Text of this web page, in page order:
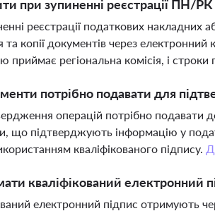
при зупиненні реєстрації ПН/
реєстрації податкових накладних
та копії документів через електронний
приймає регіональна комісія, і
потрібно подавати для
операцій потрібно подавати
що підтверджують інформацію у
кваліфікованого підпису.
кваліфікований електронний
електронний підпис отримують